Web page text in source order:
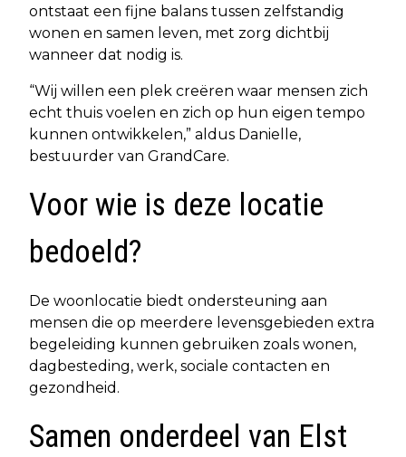
ontstaat een fijne balans tussen zelfstandig
wonen en samen leven, met zorg dichtbij
wanneer dat nodig is.
“Wij willen een plek creëren waar mensen zich
echt thuis voelen en zich op hun eigen tempo
kunnen ontwikkelen,” aldus Danielle,
bestuurder van GrandCare.
Voor wie is deze locatie
bedoeld?
De woonlocatie biedt ondersteuning aan
mensen die op meerdere levensgebieden extra
begeleiding kunnen gebruiken zoals wonen,
dagbesteding, werk, sociale contacten en
gezondheid.
Samen onderdeel van Elst